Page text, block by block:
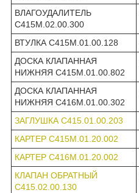
ВЛАГОУДАЛИТЕЛЬ
С415М.02.00.300
ВТУЛКА С415М.01.00.128
ДОСКА КЛАПАННАЯ
НИЖНЯЯ С415М.01.00.802
ДОСКА КЛАПАННАЯ
НИЖНЯЯ С416М.01.00.302
ЗАГЛУШКА С415.01.00.203
КАРТЕР С415М.01.20.002
КАРТЕР С416М.01.20.002
КЛАПАН ОБРАТНЫЙ
С415.02.00.130